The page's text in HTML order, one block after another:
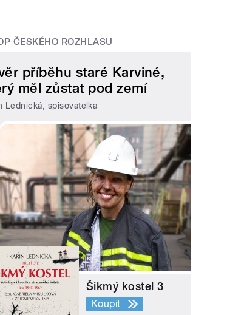
ČESKÉHO ROZHLASU
příběhu staré Karviné,
měl zůstat pod zemí
Lednická, spisovatelka
Šikmý kostel 3
Koupit